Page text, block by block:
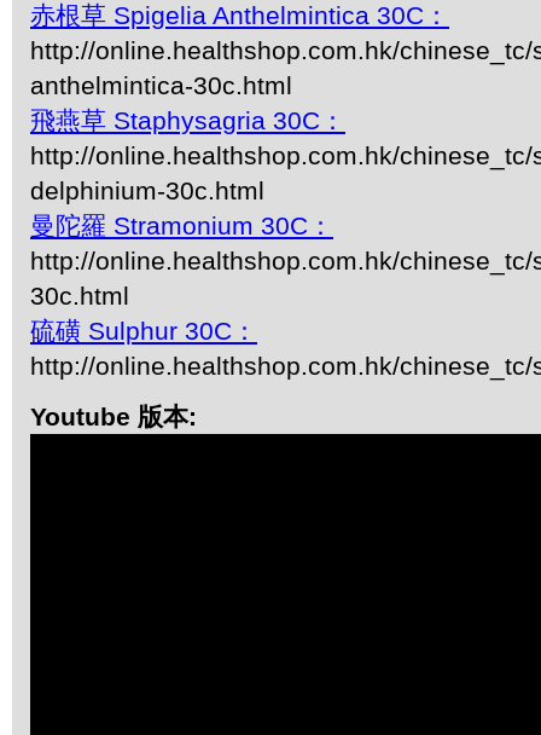
赤根草 Spigelia Anthelmintica 30C：
http://online.healthshop.com.hk/chinese_tc/
anthelmintica-30c.html
飛燕草 Staphysagria 30C：
http://online.healthshop.com.hk/chinese_tc/
delphinium-30c.html
曼陀羅 Stramonium 30C：
http://online.healthshop.com.hk/chinese_tc/
30c.html
硫磺 Sulphur 30C：
http://online.healthshop.com.hk/
Youtube 版本: